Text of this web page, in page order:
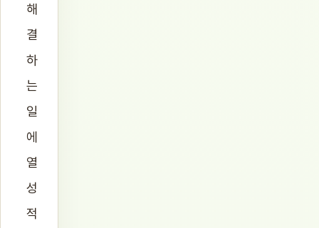
해
결
하
는
일
에
열
성
적